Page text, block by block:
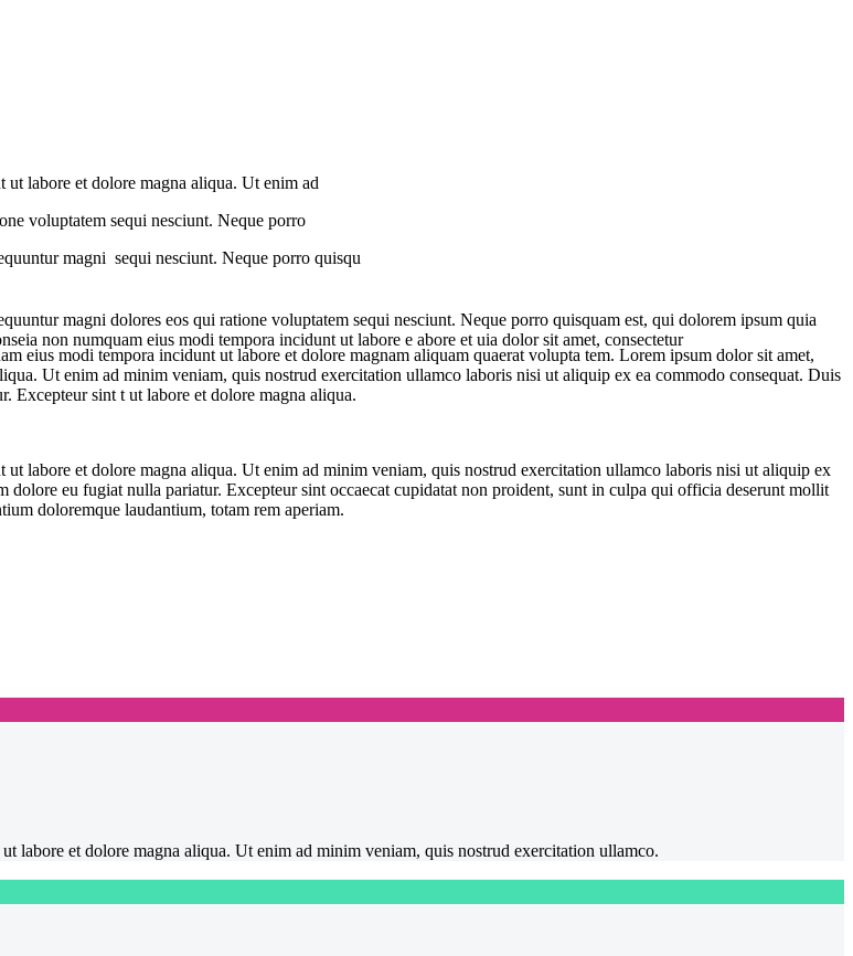
labore et dolore magna aliqua. Ut enim ad
voluptatem sequi nesciunt. Neque porro
magni sequi nesciunt. Neque porro quisqu
magni dolores eos qui ratione voluptatem sequi nesciunt. Neque porro quisquam est, qui dolorem ipsum quia
non numquam eius modi tempora incidunt ut labore e abore et uia dolor sit amet, consectetur
eius modi tempora incidunt ut labore et dolore magnam aliquam quaerat volupta tem. Lorem ipsum dolor sit amet,
Ut enim ad minim veniam, quis nostrud exercitation ullamco laboris nisi ut aliquip ex ea commodo consequat. Duis
Excepteur sint t ut labore et dolore magna aliqua.
labore et dolore magna aliqua. Ut enim ad minim veniam, quis nostrud exercitation ullamco laboris nisi ut aliquip ex
eu fugiat nulla pariatur. Excepteur sint occaecat cupidatat non proident, sunt in culpa qui officia deserunt mollit
doloremque laudantium, totam rem aperiam.
labore et dolore magna aliqua. Ut enim ad minim veniam, quis nostrud exercitation ullamco.